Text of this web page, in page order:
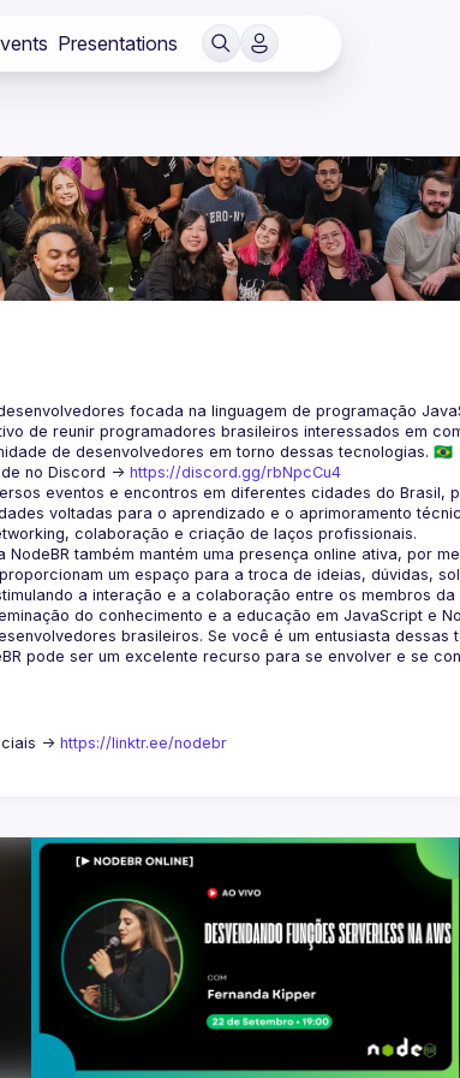
Presentations
focada na linguagem de programação
de reunir programadores brasileiros interessados em
no Discord -> https://discord.gg/rbNpcCu4
eventos e encontros em diferentes cidades do Brasil,
voltadas para o aprendizado e o aprimoramento
também mantém uma presença online ativa, por
um espaço para a troca de ideias, dúvidas,
do conhecimento e a educação em JavaScript e
brasileiros. Se você é um entusiasta dessas
pode ser um excelente recurso para se envolver e se
-> https://linktr.ee/nodebr